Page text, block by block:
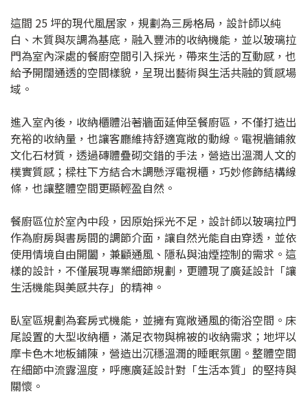
這間 25 坪的現代風居家，規劃為三房格局，設計師以純
白、木質與灰調為基底，融入豐沛的收納機能，並以玻璃拉
門為室內深處的餐廚空間引入採光，帶來生活的互動感，也
給予開闊通透的空間樣貌，呈現出藝術與生活共融的質感場
域。
進入室內後，收納櫃體沿著牆面延伸至餐廚區，不僅打造出
充裕的收納量，也讓客廳維持舒適寬敞的動線。電視牆鋪敘
文化石材質，透過磚體疊砌交錯的手法，營造出溫潤人文的
樸實質感；樑柱下方結合木調懸浮電視櫃，巧妙修飾結構線
條，也讓整體空間更顯輕盈自然。
餐廚區位於室內中段，因原始採光不足，設計師以玻璃拉門
作為廚房與書房間的調節介面，讓自然光能自由穿透，並依
使用情境自由開闔，兼顧通風、隱私與油煙控制的需求。這
樣的設計，不僅展現專業細節規劃，更體現了廣延設計「讓
生活機能與美感共存」的精神。
臥室區規劃為套房式機能，並擁有寬敞通風的衛浴空間。床
尾設置的大型收納櫃，滿足衣物與棉被的收納需求；地坪以
摩卡色木地板鋪陳，營造出沉穩溫潤的睡眠氛圍。整體空間
在細節中流露溫度，呼應廣延設計對「生活本質」的堅持與
關懷。